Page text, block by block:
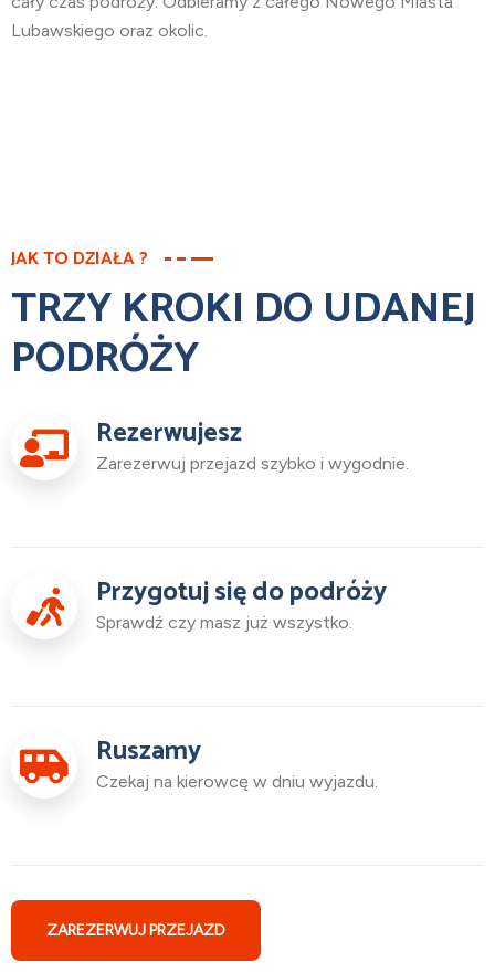
Lubawskiego oraz okolic.
JAK TO DZIAŁA ?
TRZY KROKI DO UDANEJ
PODRÓŻY
Rezerwujesz
Zarezerwuj przejazd szybko i wygodnie.
Przygotuj się do podróży
Sprawdź czy masz już wszystko.
Ruszamy
Czekaj na kierowcę w dniu wyjazdu.
ZAREZERWUJ PRZEJAZD